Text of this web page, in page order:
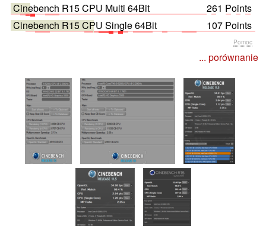
Cinebench R15 CPU Multi 64Bit
261 Points
Cinebench R15 CPU Single 64Bit
107 Points
Pomoc
... porównanie